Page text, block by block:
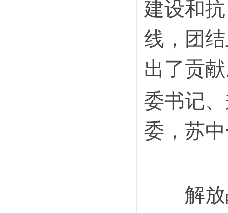
建设和
线，团
出了贡
委书记
委，苏
解放战